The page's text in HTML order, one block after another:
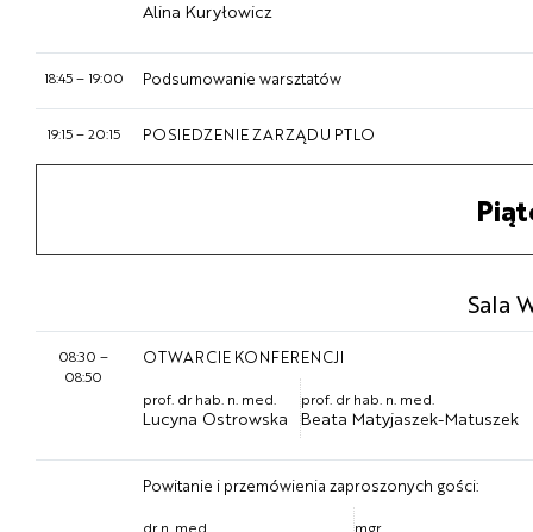
Alina Kuryłowicz
18:45– 19:00 Podsumowanie warsztatów
19:15–20:15 POSIEDZENIE ZARZĄDU PTLO
Sala
08:30 –
08:50
OTWARCIE KONFERENCJI
prof. dr hab. n. med.
Lucyna Ostrowska
prof. dr hab. n. med.
Beata Matyjaszek-Matuszek
Powitanie i przemówienia zaproszonych gości:
dr n. med. mgr